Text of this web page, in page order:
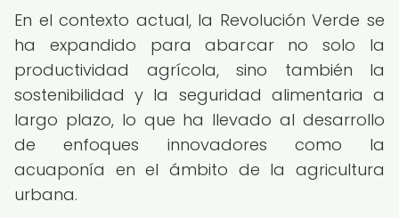
En el contexto actual, la Revolución Verde se
ha expandido para abarcar no solo la
productividad agrícola, sino también la
sostenibilidad y la seguridad alimentaria a
largo plazo, lo que ha llevado al desarrollo
de enfoques innovadores como la
acuaponía en el ámbito de la agricultura
urbana.